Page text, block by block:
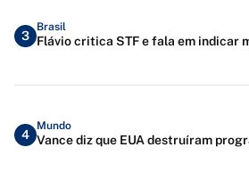
3
Brasil
Flávio critica STF e fala em indicar
4
Mundo
Vance diz que EUA destruíram